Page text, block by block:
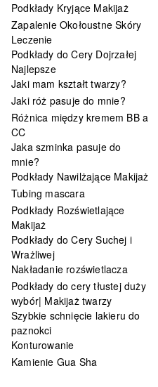
Podkłady Kryjące Makijaż
Zapalenie Okołoustne Skóry
Leczenie
Podkłady do Cery Dojrzałej
Najlepsze
Jaki mam kształt twarzy?
Jaki róż pasuje do mnie?
Różnica między kremem BB a
CC
Jaka szminka pasuje do
mnie?
Podkłady Nawilżające Makijaż
Tubing mascara
Podkłady Rozświetlające
Makijaż
Podkłady do Cery Suchej i
Wrażliwej
Nakładanie rozświetlacza
Podkłady do cery tłustej duży
wybór| Makijaż twarzy
Szybkie schnięcie lakieru do
paznokci
Konturowanie
Kamienie Gua Sha